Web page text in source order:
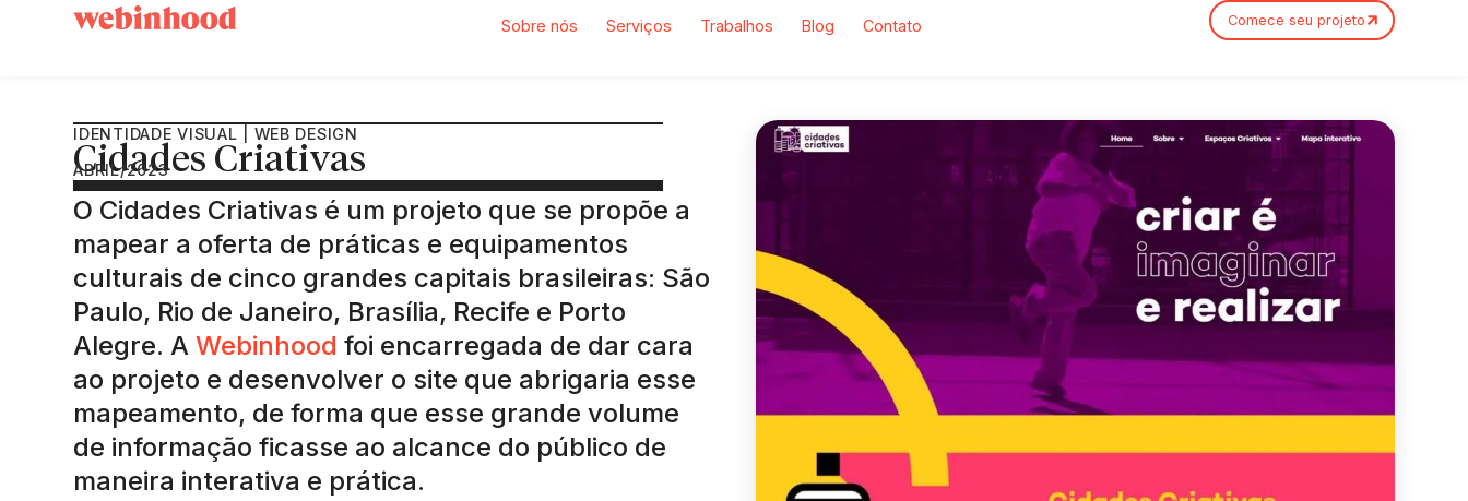
Sobre nós Serviços Trabalhos Blog Contato Comece seu projeto
IDENTIDADE VISUAL | WEB DESIGN
Cidades Criativas
ABRIL/2023
O Cidades Criativas é um projeto que se propõe a
mapear a oferta de práticas e equipamentos
culturais de cinco grandes capitais brasileiras: São
Paulo, Rio de Janeiro, Brasília, Recife e Porto
Alegre. AWebinhood foi encarregada de dar cara
ao projeto e desenvolver o site que abrigaria esse
mapeamento, de forma que esse grande volume
de informação ficasse ao alcance do público de
maneira interativa e prática.